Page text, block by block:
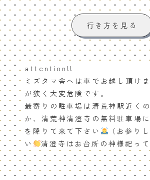
行き方を見る
attention!!
ミズタマ舎へは車でお越し頂け
が狭く大変危険です。
最寄りの駐車場は清荒神駅近く
か、清荒神清澄寺の無料駐車場
を降りて来て下さい
（お参り
い
清澄寺はお台所の神様祀って